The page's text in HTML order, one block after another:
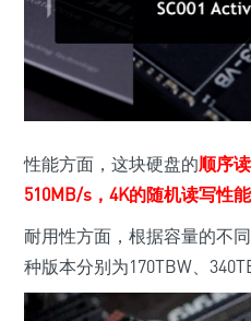
性能方面，这块硬盘的顺序
510MB/s，4K的随机读写性能
耐用性方面，根据容量的不
种版本分别为170TBW、